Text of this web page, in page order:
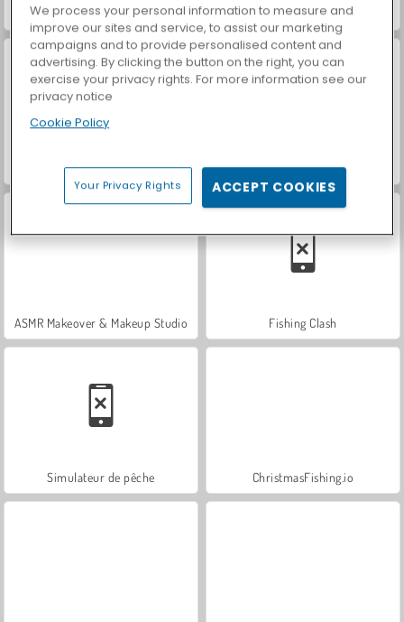
Car Parking City Duel VegaMix Da Vinci Puzzles
World War 2 Shooter Let's Fish!
ASMR Makeover & Makeup Studio Fishing Clash
Simulateur de pêche ChristmasFishing.io
We process your personal information to measure and
improve our sites and service, to assist our marketing
campaigns and to provide personalised content and
advertising. By clicking the button on the right, you can
exercise your privacy rights. For more information see our
privacy notice
Cookie Policy
Your Privacy Rights ACCEPT COOKIES